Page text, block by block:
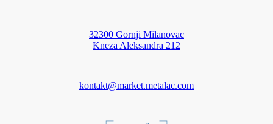
32300 Gornji Milanovac
Kneza Aleksandra 212
kontakt@market.metalac.com